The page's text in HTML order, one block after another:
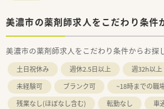
美濃市の薬剤師求人をこだわり条件
美濃市の薬剤師求人をこだわり条件からお探
土日祝休み 週休2.5日以上 週32h以上
未経験可
ブランク可
~18時までの職
残業なし(ほぼなし含む)
転勤なし
車